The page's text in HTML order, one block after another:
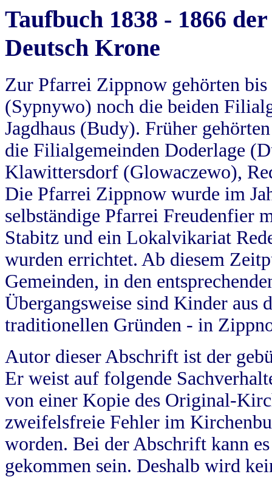
Taufbuch 1838 - 1866
Deutsch Krone
Zur Pfarrei Zippnow gehörten
(Sypnywo) noch die beiden
Jagdhaus (Budy). Früher
die Filialgemeinden Doderlage
Klawittersdorf (Glowaczewo),
Die Pfarrei Zippnow wurde im
selbständige Pfarrei Freudenfier
Stabitz und ein Lokalvikariat
wurden errichtet. Ab diesem
Gemeinden, in den
Übergangsweise sind Kinder aus
traditionellen Gründen - in
Autor dieser Abschrift ist der
Er weist auf folgende
von einer Kopie des Original-
zweifelsfreie Fehler im
worden. Bei der Abschrift kann
gekommen sein. Deshalb wird